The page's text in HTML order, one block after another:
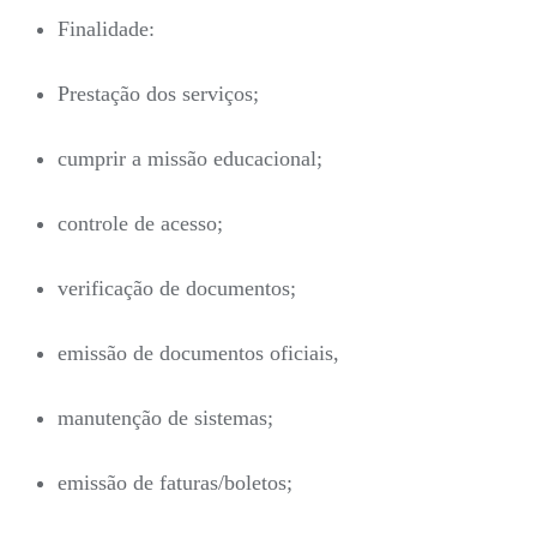
Finalidade:
Prestação dos serviços;
cumprir a missão educacional;
controle de acesso;
verificação de documentos;
emissão de documentos oficiais,
manutenção de sistemas;
emissão de faturas/boletos;